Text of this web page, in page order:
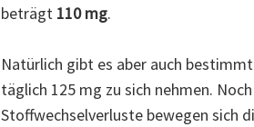
beträgt 110 mg.
Natürlich gibt es aber auch
täglich 125 mg zu sich nehmen.
Stoffwechselverluste bewegen sich